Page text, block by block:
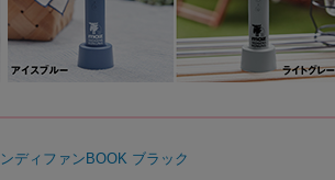
ディファンBOOK ブラック